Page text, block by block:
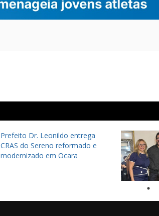
Prefeito Dr. Leonildo entrega
CRAS do Sereno reformado e
modernizado em Ocara